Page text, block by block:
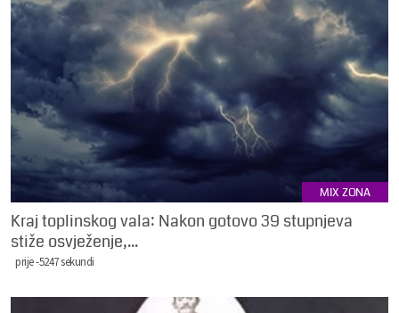
MIX ZONA
Kraj toplinskog vala: Nakon gotovo 39 stupnjeva
stiže osvježenje,...
prije -5247 sekundi